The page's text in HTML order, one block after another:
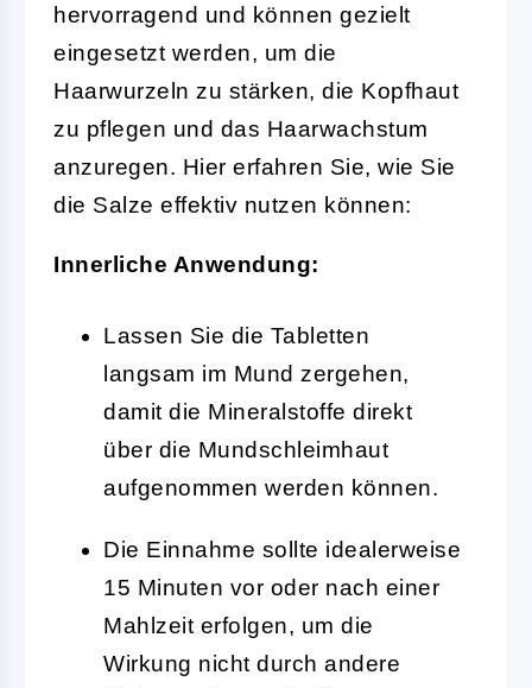
hervorragend und können gezielt
eingesetzt werden, um die
Haarwurzeln zu stärken, die Kopfhaut
zu pflegen und das Haarwachstum
anzuregen. Hier erfahren Sie, wie Sie
die Salze effektiv nutzen können:
Innerliche Anwendung:
Lassen Sie die Tabletten
langsam im Mund zergehen,
damit die Mineralstoffe direkt
über die Mundschleimhaut
aufgenommen werden können.
Die Einnahme sollte idealerweise
15 Minuten vor oder nach einer
Mahlzeit erfolgen, um die
Wirkung nicht durch andere